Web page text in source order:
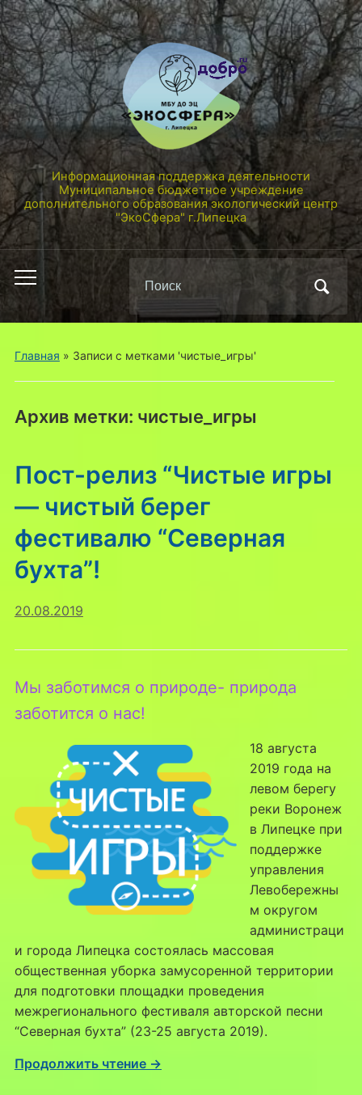
Информационная поддержка деятельности
Муниципальное бюджетное учреждение
дополнительного образования экологический центр
"ЭкоСфера" г.Липецка
Переключить
мобильное
меню
Поиск
по:
Главная » Записи с метками 'чистые_игры'
Архив метки: чистые_игры
Пост-релиз “Чистые игры
— чистый берег
фестивалю “Северная
бухта”!
20.08.2019
Мы заботимся о природе- природа
заботится о нас!
18 августа
2019 года на
левом берегу
реки Воронеж
в Липецке при
поддержке
управления
Левобережны
м округом
администраци
и города Липецка состоялась массовая
общественная уборка замусоренной территории
для подготовки площадки проведения
межрегионального фестиваля авторской песни
“Северная бухта” (23-25 августа 2019).
Продолжить чтение →